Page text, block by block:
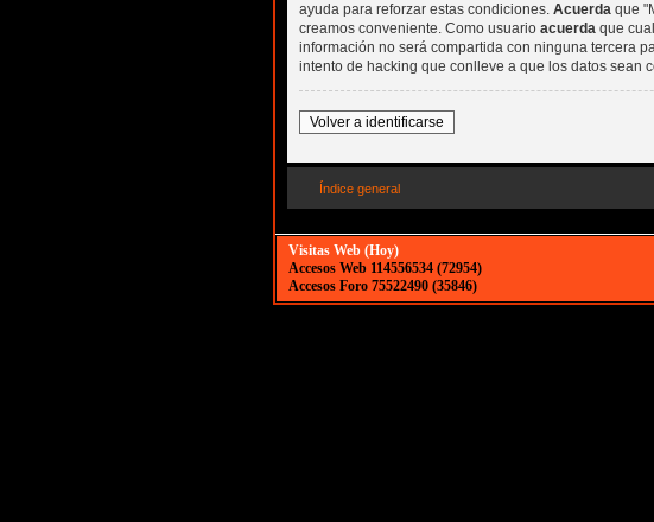
ayuda para reforzar estas condiciones. Acuerda que
creamos conveniente. Como usuario acuerda que
información no será compartida con ninguna tercera
intento de hacking que conlleve a que los datos sean
Volver a identificarse
Índice general
Visitas Web (Hoy)
Accesos Web 114556534 (72954)
Accesos Foro 75522490 (35846)